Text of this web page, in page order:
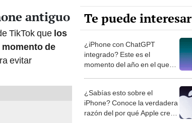
antiguo
TikTok que los
de
evitar
Te puede interesar
¿iPhone con ChatGPT
integrado? Este es el
momento del año en el que
¿Sabías esto sobre el
iPhone? Conoce la verdadera
razón del por qué Apple creó